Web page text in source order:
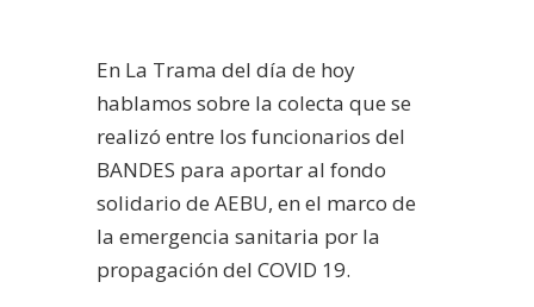
En La Trama del día de hoy
hablamos sobre la colecta que se
realizó entre los funcionarios del
BANDES para aportar al fondo
solidario de AEBU, en el marco de
la emergencia sanitaria por la
propagación del COVID 19.